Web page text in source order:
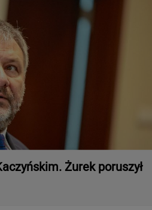
Żurek poruszył